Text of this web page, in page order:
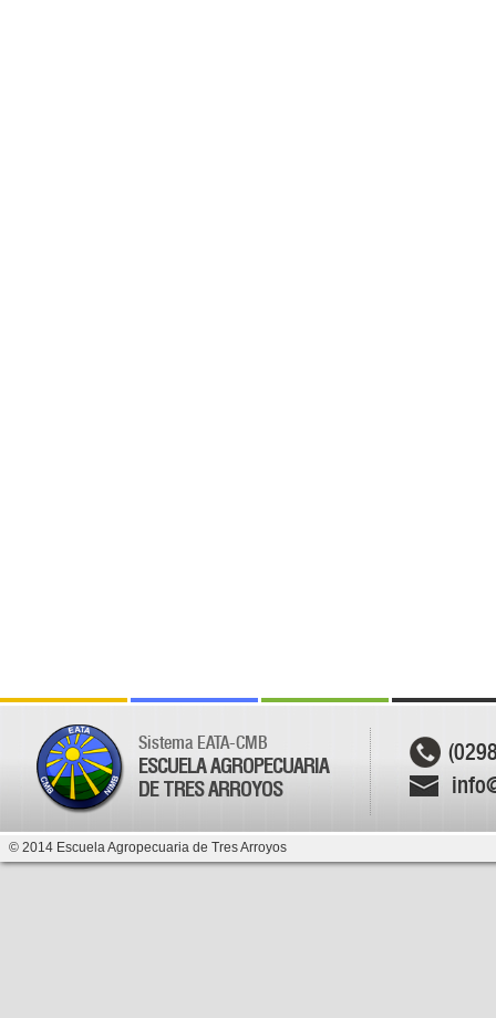
Sistema EATA-CMB
ESCUELA AGROPECUARIA
DE TRES ARROYOS
© 2014 Escuela Agropecuaria de Tres Arroyos